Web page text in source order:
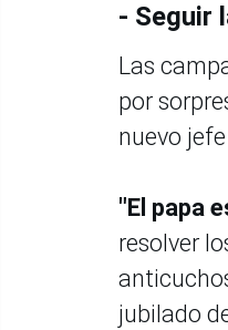
- Seguir
Las
por
nuevo
"El papa
resolver
jubilado